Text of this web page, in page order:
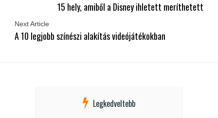
15 hely, amiből a Disney ihletett meríthetett
Next Article
A 10 legjobb színészi alakítás videójátékokban
Legkedveltebb